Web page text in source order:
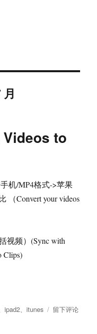
to
机/MP4格式->苹果
（Convert your videos
视频）(Sync with
Clips)
ipad2、itunes
于
留下评论